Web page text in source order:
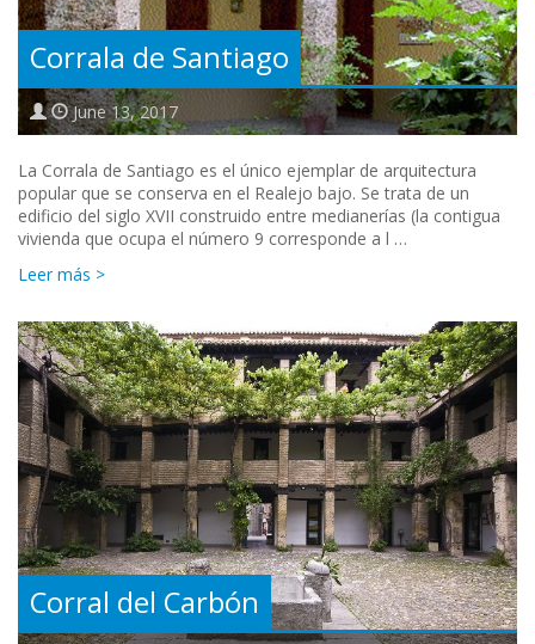
Corrala de Santiago
June 13, 2017
La Corrala de Santiago es el único ejemplar de arquitectura
popular que se conserva en el Realejo bajo. Se trata de un
edificio del siglo XVII construido entre medianerías (la contigua
vivienda que ocupa el número 9 corresponde a l …
Leer más >
Corral del Carbón